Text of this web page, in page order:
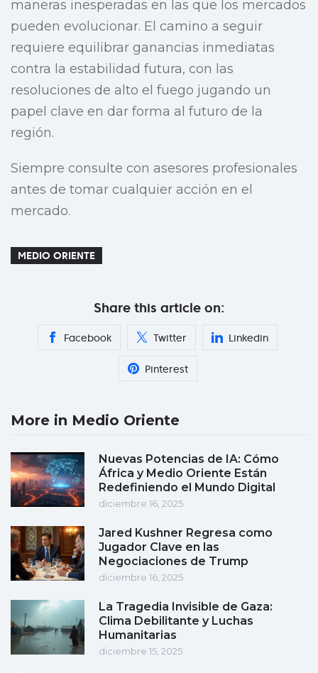
maneras inesperadas en las que los mercados
pueden evolucionar. El camino a seguir
requiere equilibrar ganancias inmediatas
contra la estabilidad futura, con las
resoluciones de alto el fuego jugando un
papel clave en dar forma al futuro de la
región.
Siempre consulte con asesores profesionales
antes de tomar cualquier acción en el
mercado.
MEDIO ORIENTE
Share this article on:
Facebook Twitter Linkedin
Pinterest
More in Medio Oriente
Nuevas Potencias de IA: Cómo
África y Medio Oriente Están
Redefiniendo el Mundo Digital
diciembre 16, 2025
Jared Kushner Regresa como
Jugador Clave en las
Negociaciones de Trump
diciembre 16, 2025
La Tragedia Invisible de Gaza:
Clima Debilitante y Luchas
Humanitarias
diciembre 15, 2025